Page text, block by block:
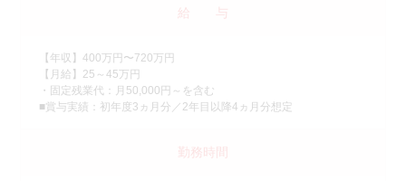
給 与
【年収】400万円〜720万円
【月給】25～45万円
・固定残業代：月50,000円～を含む
■賞与実績：初年度3ヵ月分／2年目以降4ヵ月分想定
勤務時間